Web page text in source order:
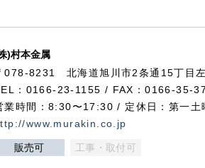
)村本金属
078-8231 北海道旭川市2条通15丁目
：0166-23-1155 / FAX：0166-35-
業時間：8:30〜17:30 / 定休日：第一土
www.murakin.co.jp
販売可 工事・取付可